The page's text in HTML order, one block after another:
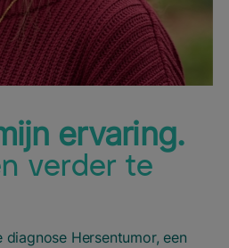
ervaring.
verder te
Hersentumor, een